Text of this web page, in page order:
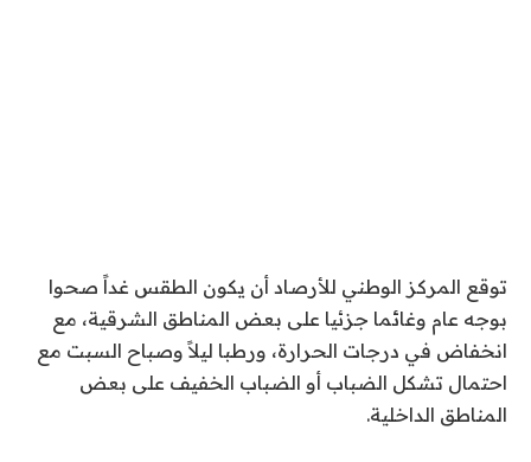
توقع المركز الوطني للأرصاد أن يكون الطقس غداً صحوا
بوجه عام وغائما جزئيا على بعض المناطق الشرقية، مع
انخفاض في درجات الحرارة، ورطبا ليلاً وصباح السبت مع
احتمال تشكل الضباب أو الضباب الخفيف على بعض
المناطق الداخلية.